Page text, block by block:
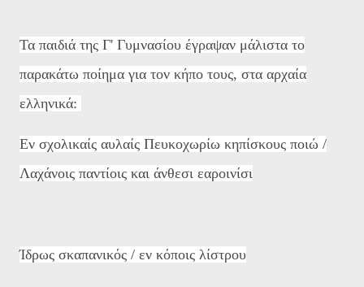
Τα παιδιά της Γ' Γυμνασίου έγραψαν μάλιστα το
παρακάτω ποίημα για τον κήπο τους, στα αρχαία
ελληνικά:
Εν σχολικαίς αυλαίς Πευκοχωρίω κηπίσκους ποιώ /
Λαχάνοις παντίοις και άνθεσι εαροινίσι
Ίδρως σκαπανικός / εν κόποις λίστρου